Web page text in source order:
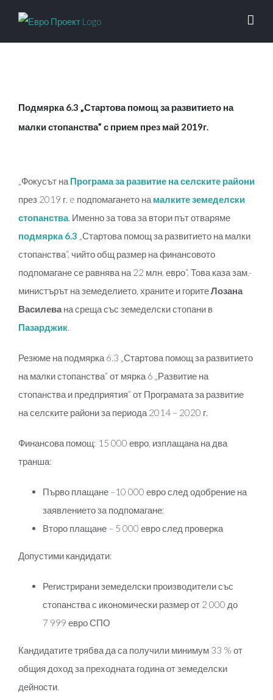
content
Подмярка 6.3 „Стартова помощ за развитието на
малки стопанства” с прием през май 2019г.
Larger
Image
„Фокусът на Програма за развитие на селските райони
през 2019 г. e подпомагането на малките земеделски
стопанства. Именно за това за втори път отваряме
подмярка 6.3 „Стартова помощ за развитието на малки
стопанства“, чийто общ размер на финансовото
подпомагане се равнява на 22 млн. евро“. Това каза зам.-
министърът на земеделието, храните и горитеЛозана
Василевана среща със земеделски стопани в
Пазарджик.
Резюме на подмярка 6.3 „Стартова помощ за развитието
на малки стопанства“ от мярка 6 „Развитие на
стопанства и предприятия“ от Програмата за развитие
на селските райони за периода 2014 – 2020 г.
Финансова помощ: 15 000 евро, изплащана на два
транша:
Първо плащане –10 000 евро след одобрение на
заявлението за подпомагане;
Второ плащане – 5 000 евро след проверка
Допустими кандидати:
Регистрирани земеделски производители със
стопанства с икономически размер от 2 000 до
7 999 евро СПО
Кандидатите трябва да са получили минимум 33 % от
общия доход за преходната година от земеделски
дейности.